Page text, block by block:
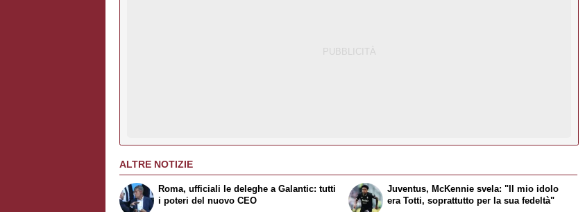
ALTRE NOTIZIE
Roma, ufficiali le deleghe a Galantic: tutti
i poteri del nuovo CEO
Juventus, McKennie svela: "Il mio idolo
era Totti, soprattutto per la sua fedeltà"